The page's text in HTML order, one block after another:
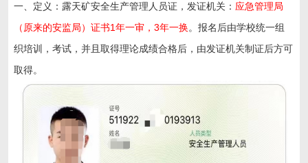
一、定义：露天矿安全生产管理人员证，发证机关： 应急管理局
（原来的安监局）证书1年一审，3年一换。报名后由学校统一组
织培训，考试，并且取得理论成绩合格后，由发证机关制证后方可
取得。